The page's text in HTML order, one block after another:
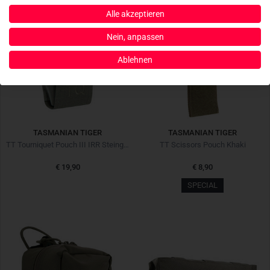
TASMANIAN TIGER
€ 19,90
TASMANIAN TIGER
TT Scissors Pouch Khaki
€ 8,90
SPECIAL
Alle akzeptieren
Nein, anpassen
Ablehnen